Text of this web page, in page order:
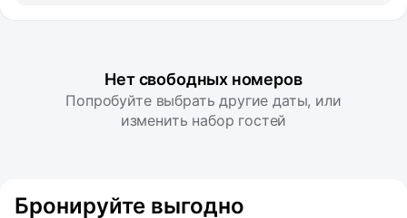
Нет свободных номеров
Попробуйте выбрать другие даты, или
изменить набор гостей
Бронируйте выгодно